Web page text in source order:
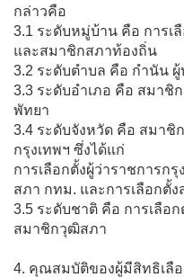
กล่าวคือ
3.1 ระดับหมู่บ้าน คือ การ
และสมาชิกสภาท้องถิ่น
3.2 ระดับตำบล คือ กำนัน
3.3 ระดับอำเภอ คือ สมาชิ
พัทยา
3.4 ระดับจังหวัด คือ สมาชิ
กรุงเทพฯ ซึ่งได้แก่
การเลือกตั้งผู้ว่าราชการก
สภา กทม. และการเลือกตั้
3.5 ระดับชาติ คือ การเลือ
สมาชิกวุฒิสภา
4. คุณสมบัติของผู้มีสิทธิเลื